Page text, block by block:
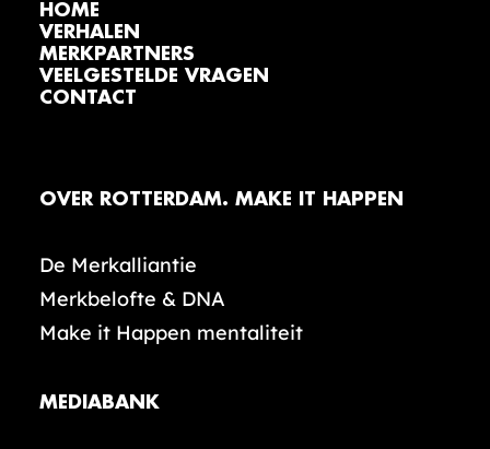
HOME
VERHALEN
MERKPARTNERS
VEELGESTELDE VRAGEN
CONTACT
OVER ROTTERDAM. MAKE IT HAPPEN
De Merkalliantie
Merkbelofte & DNA
Make it Happen mentaliteit
MEDIABANK